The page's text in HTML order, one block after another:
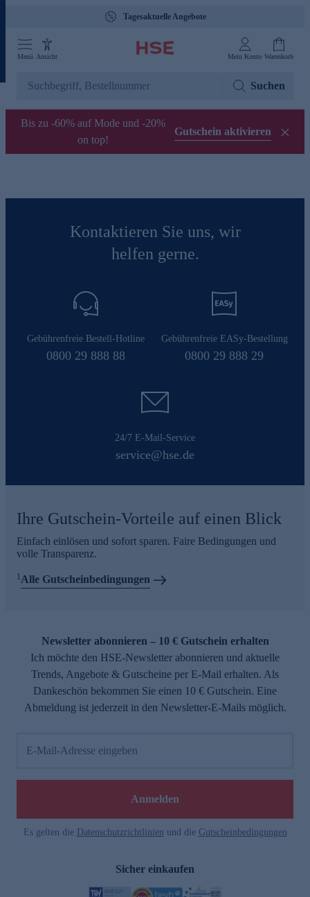
Tagesaktuelle Angebote
Menü Ansicht Mein Konto Warenkorb
Suchen
Bis zu -60% auf Mode und -20%
on top!
Gutschein aktivieren
Kontaktieren Sie uns, wir
helfen gerne.
Gebührenfreie Bestell-Hotline
0800 29 888 88
Gebührenfreie EASy-Bestellung
0800 29 888 29
24/7 E-Mail-Service
service@hse.de
Ihre Gutschein-Vorteile auf einen Blick
Einfach einlösen und sofort sparen. Faire Bedingungen und
volle Transparenz.
1Alle Gutscheinbedingungen
Newsletter abonnieren – 10 € Gutschein erhalten
Ich möchte den HSE-Newsletter abonnieren und aktuelle
Trends, Angebote & Gutscheine per E-Mail erhalten. Als
Dankeschön bekommen Sie einen 10 € Gutschein. Eine
Abmeldung ist jederzeit in den Newsletter-E-Mails möglich.
E-Mail-Adresse eingeben
Anmelden
Es gelten die Datenschutzrichtlinien und die Gutscheinbedingungen
Sicher einkaufen